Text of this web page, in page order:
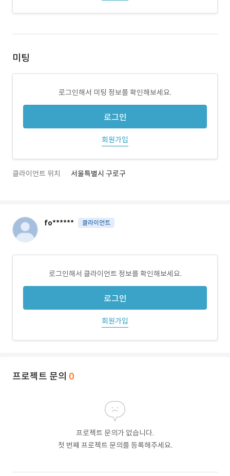
미팅
로그인해서 미팅 정보를 확인해보세요.
로그인
회원가입
클라이언트 위치 서울특별시 구로구
fo****** 클라이언트
로그인해서 클라이언트 정보를 확인해보세요.
로그인
회원가입
프로젝트 문의 0
프로젝트 문의가 없습니다.
첫 번째 프로젝트 문의를 등록해주세요.